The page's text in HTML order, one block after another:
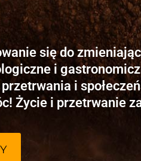
się do
i
i
Życie i przetrwanie